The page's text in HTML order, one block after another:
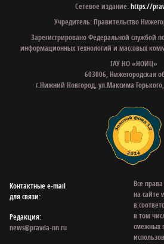
Сетевое издание:https://
Учредитель: Правительство
Зарегистрировано Федеральной службой
информационных технологий и массовых
ГАУ НО «НОИЦ»
603006, Нижегородская
г.Нижний Новгород, ул.Максима
Контактные e‑mail
для связи:
Редакция:
news@pravda-nn.ru
Все
на сайте
в
в том
смежных